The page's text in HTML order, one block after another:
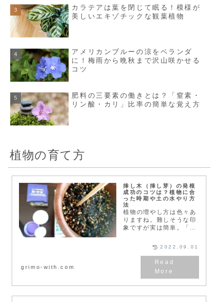
カラテアは葉を閉じて眠る！模様が
美しいエキゾチックな観葉植物
アメリカンブルーの涼をベランダ
に！梅雨から晩秋まで沢山咲かせる
コツ
肥料の三要素の働きとは？「窒素・
リン酸・カリ」比率の簡単な覚え方
植物の育て方
挿し木（挿し芽）の発根
成功のコツは？植物に合
った時期や土の水やり方
法
植物の増やし方は色々あ
りますね。難しそうな印
象ですが実は簡単。「挿
介します。挿し木（挿し
芽）は難しい？簡単？や
り方は？今回は「挿し
木」の時期・使う枝や
grimo-with.com
2022.09.01